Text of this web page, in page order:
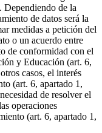
Dependiendo de la
de datos será la
medidas a petición del
o un acuerdo entre
de conformidad con el
y Educación (art. 6,
casos, el interés
(art. 6, apartado 1,
de resolver el
operaciones
(art. 6, apartado 1,